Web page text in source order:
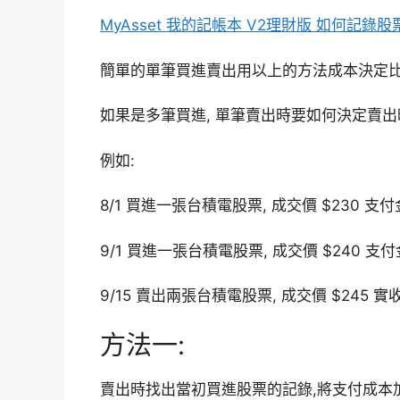
MyAsset 我的記帳本 V2理財版 如何記錄股
簡單的單筆買進賣出用以上的方法成本決定
如果是多筆買進, 單筆賣出時要如何決定賣
例如:
8/1 買進一張台積電股票, 成交價 $230 支
9/1 買進一張台積電股票, 成交價 $240 支
9/15 賣出兩張台積電股票, 成交價 $245 實
方法一:
賣出時找出當初買進股票的記錄,將支付成